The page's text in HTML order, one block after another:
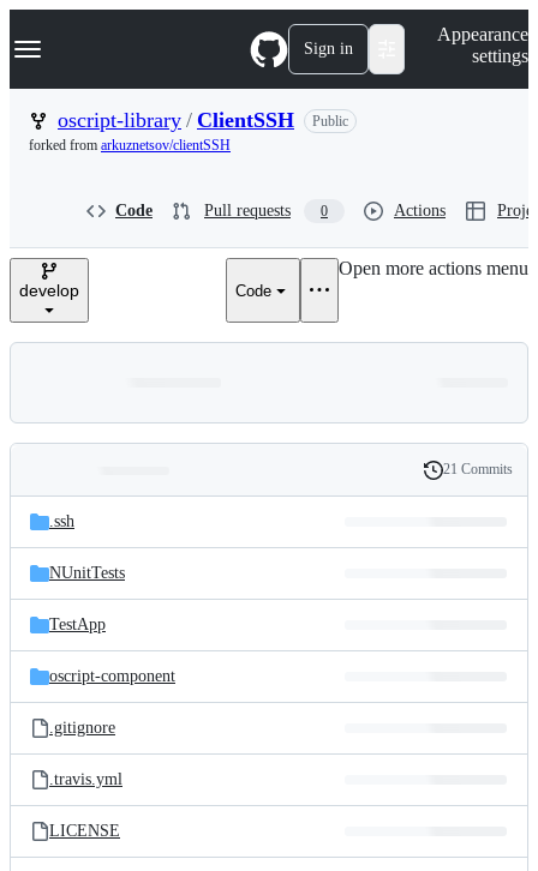
k
p
n
Navigation Menu Sign in
Appearance
settings
oscript-library / ClientSSH
Public
forked from arkuznetsov/clientSSH
Code Pull requests 0 Actions
develop Code
Open more actions menu
and
files
Latest
commit
History
21 Commits
.ssh
NUnitTests
TestApp
oscript-component
.gitignore
.travis.yml
LICENSE